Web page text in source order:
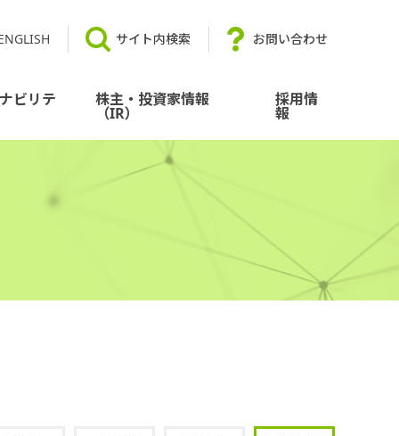
サイト内検索 お問い合わせ
ビリテ 株主・投資家情報
（IR）
採用情
報